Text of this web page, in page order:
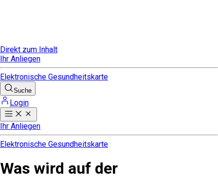
Direkt zum Inhalt
Ihr Anliegen
Elektronische Gesundheitskarte
Suche
Login
Ihr Anliegen
Elektronische Gesundheitskarte
Was wird auf der